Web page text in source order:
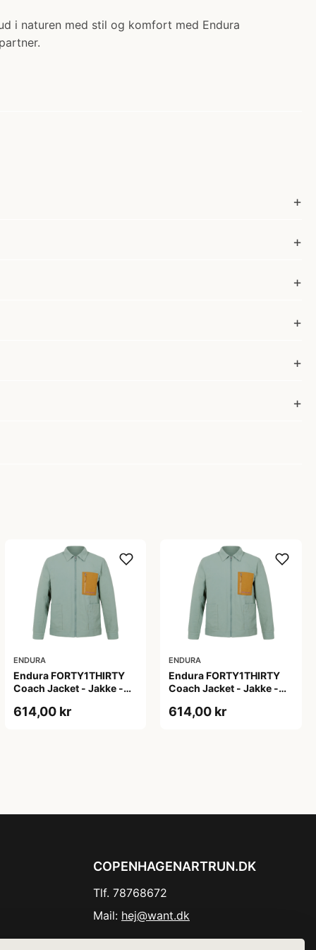
i naturen med stil og komfort med Endura
ENDURA
Endura FORTY1THIRTY
Coach Jacket - Jakke -
614,00 kr
ENDURA
Endura FORTY1THIRTY
Coach Jacket - Jakke -
614,00 kr
COPENHAGENARTRUN.DK
Tlf. 78768672
Mail: hej@want.dk